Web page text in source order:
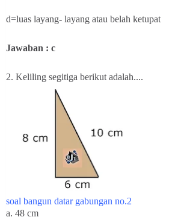
d=luas layang- layang atau belah ketupat
Jawaban : c
2. Keliling segitiga berikut adalah....
soal bangun datar gabungan no.2
a. 48 cm